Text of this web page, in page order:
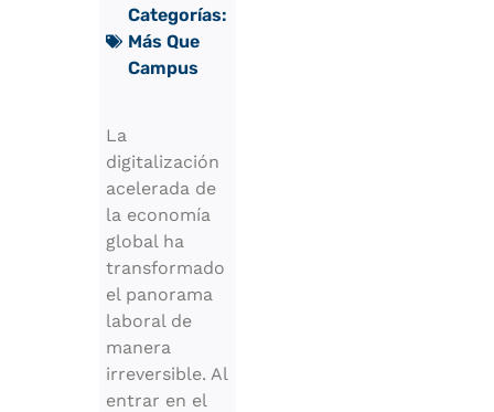
Categorías:
Más Que
Campus
La
digitalización
acelerada de
la economía
global ha
transformado
el panorama
laboral de
manera
irreversible. Al
entrar en el